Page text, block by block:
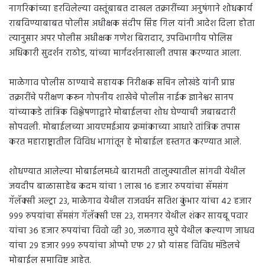
नागरिकांच्या हरविलेल्या वस्तूंबाबत दाखल तक्रारींच्या अनुषंगाने शोधकार्य
राबविण्याबाबत पोलीस अधीक्षक संदीप सिंह गिल यांनी आदेश दिला होता
त्यानुसार अपर पोलीस अधीक्षक गणेश बिरादार, उपविभागीय पोलिस
अधिकारी सुदर्शन राठोड, यांच्या मार्गदर्शनाखाली तपास करण्यात आला.
माळेगाव पोलीस ठाण्याचे सहायक निरीक्षक सचिन लोखंडे यांनी प्राप्त
तक्रारींचे परीक्षण करून गोपनीय शाखेचे पोलीस नाईक ज्ञानेश्वर सानप
यांच्याकडे तांत्रिक विश्लेषणाद्वारे मोबाईलचा शोध घेण्याची जबाबदारी
सोपवली. मोबाईलच्या आयएमईआय क्रमांकाच्या आधारे तांत्रिक तपास
करत महाराष्ट्रातील विविध भागांतून हे मोबाईल हस्तगत करण्यात आले.
शोधण्यात आलेल्या मोबाईलमध्ये बारामती तालुक्यातील सांगवी येथील
जयदीप बाळासाहेब कदम यांचा १ लाख १६ हजार रुपयांचा सॅमसंग
गॅलॅक्सी अल्ट्रा २३, माळेगाव येथील राजवर्धन सतिश कुंभार यांचा ४२ हजार
९९९ रुपयांचा सॅमसंग गॅलॅक्सी एस २३, रामनगर येथील शंकर सायबू पवार
यांचा ३६ हजार रुपयांचा विवो व्ही ३०, जळगाव सुपे येथील कल्याण जाधव
यांचा २९ हजार ९९९ रुपयांचा ओप्पो एफ २७ प्रो यांसह विविध मॉडेलचे
मोबाईल समाविष्ट आहेत.